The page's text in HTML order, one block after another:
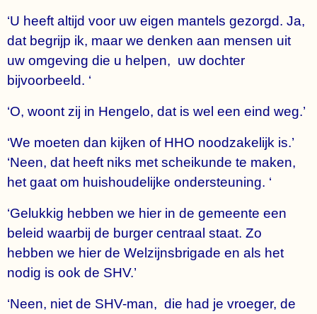
‘U heeft altijd voor uw eigen mantels gezorgd. Ja,
dat begrijp ik, maar we denken aan mensen uit
uw omgeving die u helpen, uw dochter
bijvoorbeeld. ‘
‘O, woont zij in Hengelo, dat is wel een eind weg.’
‘We moeten dan kijken of HHO noodzakelijk is.’
‘Neen, dat heeft niks met scheikunde te maken,
het gaat om huishoudelijke ondersteuning. ‘
‘Gelukkig hebben we hier in de gemeente een
beleid waarbij de burger centraal staat. Zo
hebben we hier de Welzijnsbrigade en als het
nodig is ook de SHV.’
‘Neen, niet de SHV-man, die had je vroeger, de